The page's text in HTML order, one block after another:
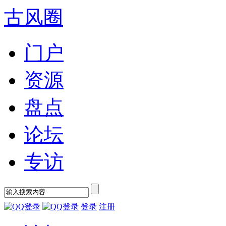
古风圈
门户
资源
盘点
论坛
专访
登录 注册